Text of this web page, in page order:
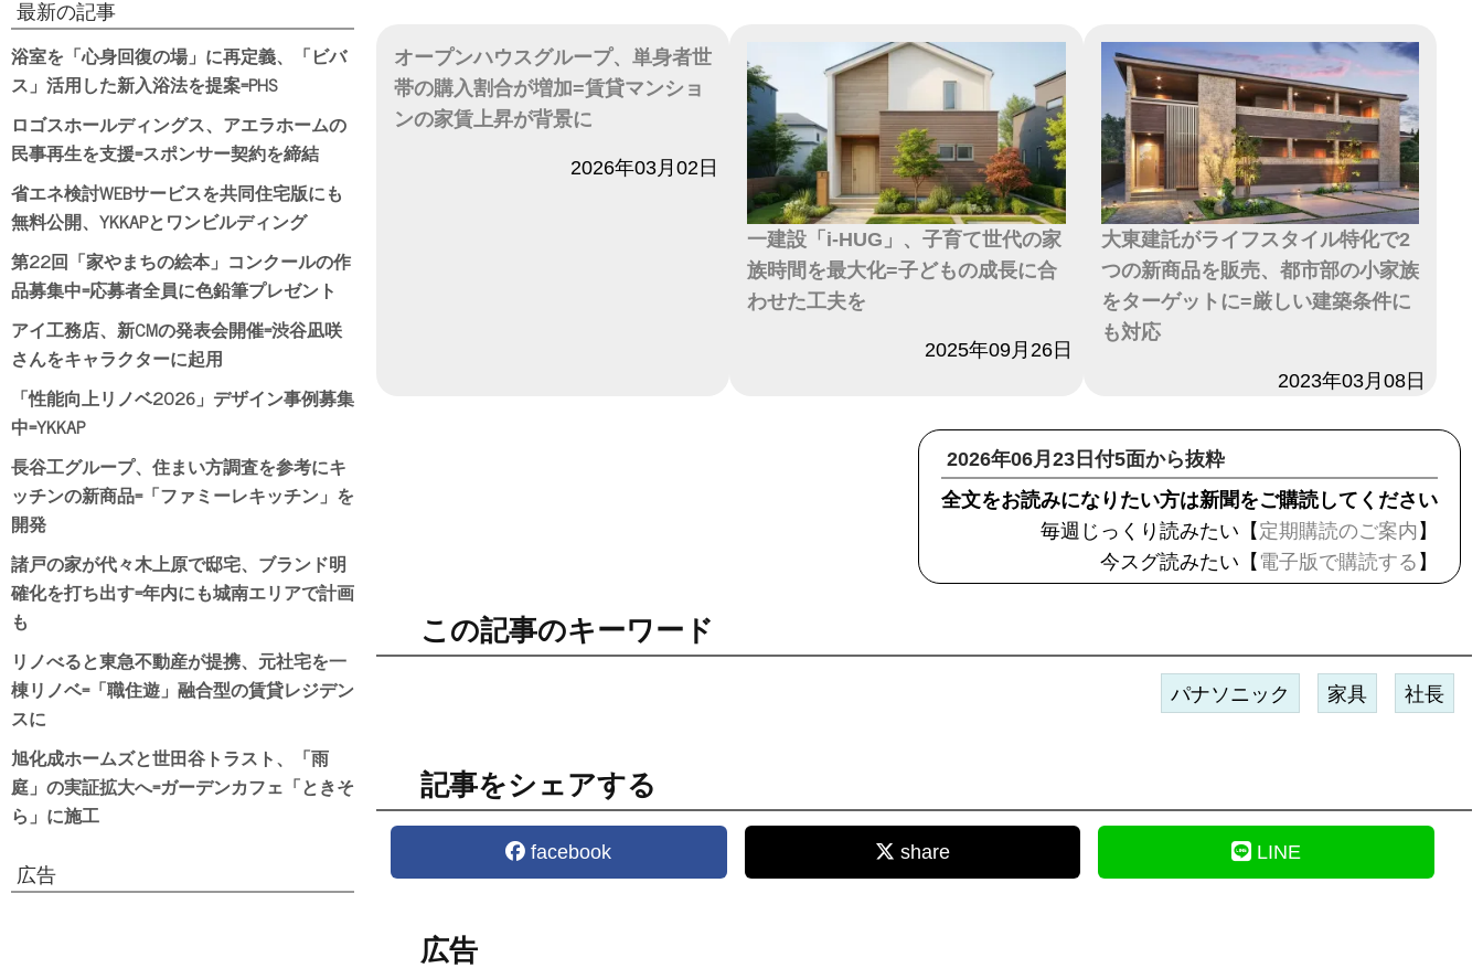
オープンハウスグループ、単身者世
帯の購入割合が増加=賃貸マンショ
ンの家賃上昇が背景に
2026年03月02日
一建設「i-HUG」、子育て世代の家
族時間を最大化=子どもの成長に合
わせた工夫を
2025年09月26日
大東建託がライフスタイル特化で2
つの新商品を販売、都市部の小家族
をターゲットに=厳しい建築条件に
も対応
2023年03月08日
2026年06月23日付5面から抜粋
全文をお読みになりたい方は新聞をご購読してください
毎週じっくり読みたい【 定期購読のご案内 】
今スグ読みたい【 電子版で購読する 】
この記事のキーワード
パナソニック 家具 社長
記事をシェアする
facebook share LINE
広告
最新の記事
浴室を「心身回復の場」に再定義、「ビバ
ス」活用した新入浴法を提案=PHS
ロゴスホールディングス、アエラホームの
民事再生を支援=スポンサー契約を締結
省エネ検討WEBサービスを共同住宅版にも
無料公開、YKKAPとワンビルディング
第22回「家やまちの絵本」コンクールの作
品募集中=応募者全員に色鉛筆プレゼント
アイ工務店、新CMの発表会開催=渋谷凪咲
さんをキャラクターに起用
「性能向上リノベ2026」デザイン事例募集
中=YKKAP
長谷工グループ、住まい方調査を参考にキ
ッチンの新商品=「ファミーレキッチン」を
開発
諸戸の家が代々木上原で邸宅、ブランド明
確化を打ち出す=年内にも城南エリアで計画
も
リノべると東急不動産が提携、元社宅を一
棟リノベ=「職住遊」融合型の賃貸レジデン
スに
旭化成ホームズと世田谷トラスト、「雨
庭」の実証拡大へ=ガーデンカフェ「ときそ
ら」に施工
広告